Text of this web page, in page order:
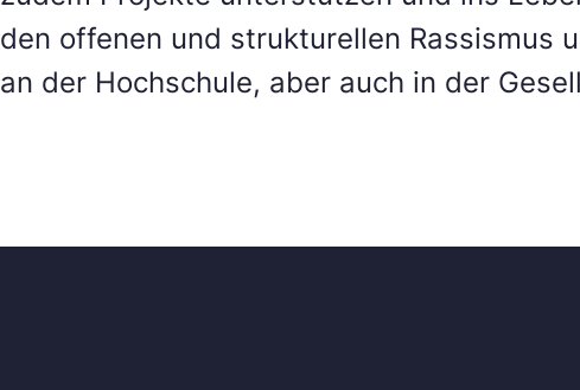
den offenen und strukturellen Rassismus
an der Hochschule, aber auch in der